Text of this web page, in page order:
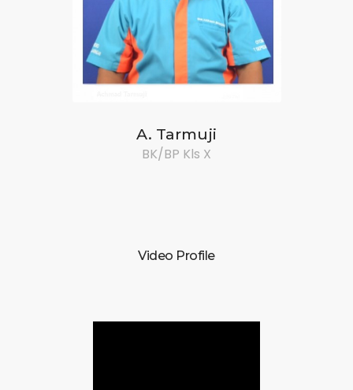
A. Tarmuji
BK/BP Kls X
Video Profile